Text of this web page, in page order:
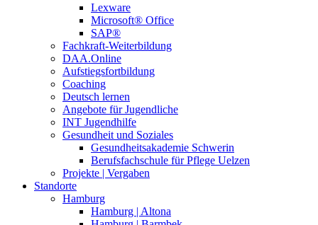
Lexware
Microsoft® Office
SAP®
Fachkraft-Weiterbildung
DAA.Online
Aufstiegsfortbildung
Coaching
Deutsch lernen
Angebote für Jugendliche
INT Jugendhilfe
Gesundheit und Soziales
Gesundheitsakademie Schwerin
Berufsfachschule für Pflege Uelzen
Projekte | Vergaben
Standorte
Hamburg
Hamburg | Altona